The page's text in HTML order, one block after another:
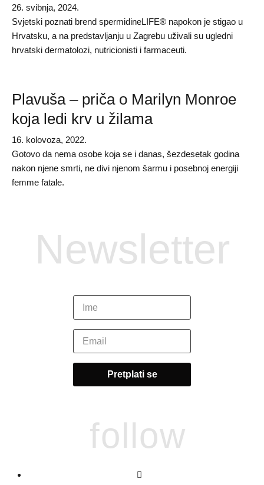
26. svibnja, 2024.
Svjetski poznati brend spermidineLIFE® napokon je stigao u
Hrvatsku, a na predstavljanju u Zagrebu uživali su ugledni
hrvatski dermatolozi, nutricionisti i farmaceuti.
Plavuša – priča o Marilyn Monroe
koja ledi krv u žilama
16. kolovoza, 2022.
Gotovo da nema osobe koja se i danas, šezdesetak godina
nakon njene smrti, ne divi njenom šarmu i posebnoj energiji
femme fatale.
Newsletter
follow